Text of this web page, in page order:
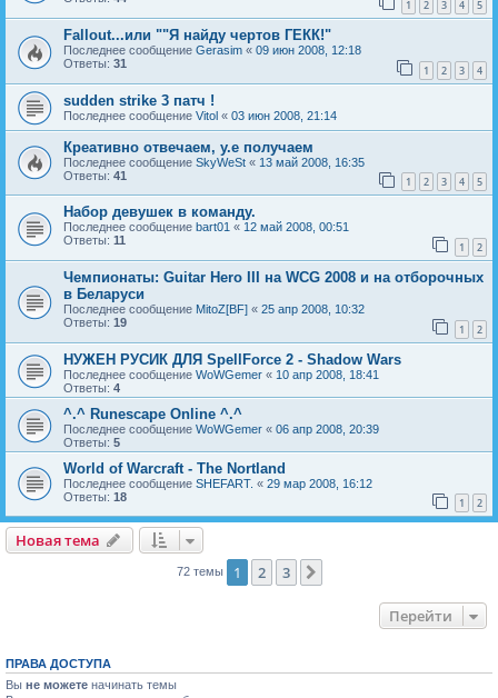
1 2 3 4 5
Fallout...или ""Я найду чертов ГЕКК!"
Последнее сообщение Gerasim « 09 июн 2008, 12:18
Ответы: 31 1 2 3 4
sudden strike 3 патч !
Последнее сообщение Vitol « 03 июн 2008, 21:14
Креативно отвечаем, y.e получаем
Последнее сообщение SkyWeSt « 13 май 2008, 16:35
Ответы: 41 1 2 3 4 5
Набор девушек в команду.
Последнее сообщение bart01 « 12 май 2008, 00:51
Ответы: 11 1 2
Чемпионаты: Guitar Hero III на WCG 2008 и на отборочных
в Беларуси
Последнее сообщение MitoZ[BF] « 25 апр 2008, 10:32
Ответы: 19 1 2
НУЖЕН РУСИК ДЛЯ SpellForce 2 - Shadow Wars
Последнее сообщение WoWGemer « 10 апр 2008, 18:41
Ответы: 4
^.^ Runescape Online ^.^
Последнее сообщение WoWGemer « 06 апр 2008, 20:39
Ответы: 5
World of Warcraft - The Nortland
Последнее сообщение SHEFART. « 29 мар 2008, 16:12
Ответы: 18 1 2
Новая тема
Новаятема
72 темы 1 2 3
Перейти
ПРАВА ДОСТУПА
Вы не можете начинать темы